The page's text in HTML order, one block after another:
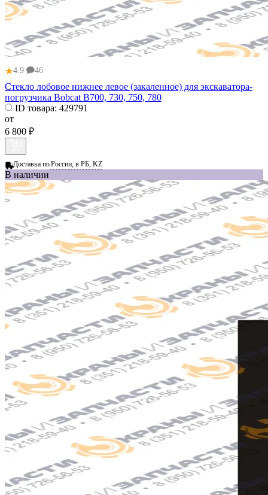
★4.9 46
Стекло лобовое нижнее левое (закаленное) для экскаватора-
погрузчика Bobcat B700, 730, 750, 780
ID товара: 429791
от
6 800 ₽
Доставка поРоссии, в РБ, KZ
В наличии